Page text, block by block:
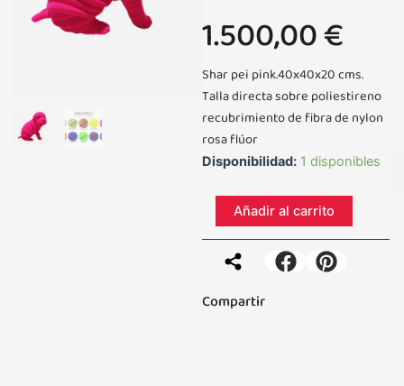
1.500,00€
Shar pei pink.40x40x20 cms.
Talla directa sobre poliestireno
recubrimiento de fibra de nylon
rosa flúor
Disponibilidad: 1 disponibles
Shar
pink.40x40x20
cantidad
Añadir al carrito
Compartir